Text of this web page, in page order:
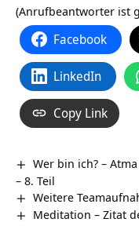
(Anrufbeantworter ist
Facebook
LinkedIn
Copy Link
Wer bin ich? –
– 8. Teil
Weitere
Meditation – Zitat